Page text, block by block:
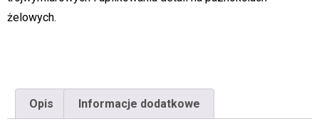
żelowych.
Opis Informacje dodatkowe